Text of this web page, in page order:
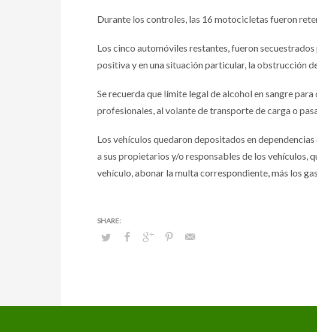
Durante los controles, las 16 motocicletas fueron
Los cinco automóviles restantes, fueron
positiva y en una situación particular, la obstrucción
Se recuerda que límite legal de alcohol en sangre
profesionales, al volante de transporte de carga o
Los vehículos quedaron depositados en
a sus propietarios y/o responsables de los
vehículo, abonar la multa correspondiente, más los